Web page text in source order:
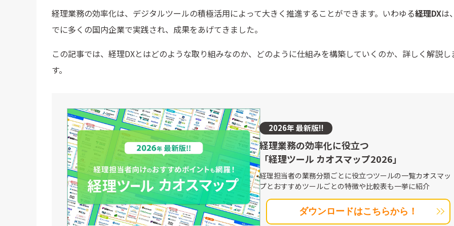
経理業務の効率化は、デジタルツールの積極活用によって大きく推進することができます。いわゆる経理DXは
でに多くの国内企業で実践され、成果をあげてきました。
この記事では、経理DXとはどのような取り組みなのか、どのように仕組みを構築していくのか、詳しく解説し
す。
2026年 最新版!!
経理業務の効率化に役立つ
「経理ツール カオスマップ2026」
経理担当者の業務分類ごとに役立つツールの一覧カオスマッ
プとおすすめツールごとの特徴や比較表も一挙に紹介
ダウンロードはこちらから！